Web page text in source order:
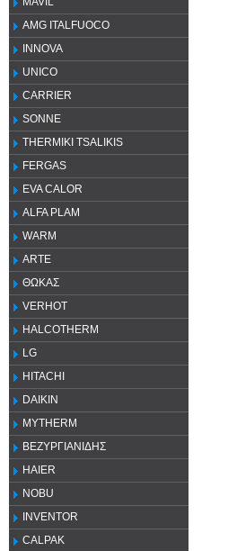
AMG ITALFUOCO
INNOVA
UNICO
CARRIER
SONNE
THERMIKI TSALIKIS
FERGAS
EVA CALOR
ALFA PLAM
WARM
ARTE
ΘΩΚΑΣ
VERHOT
HALCOTHERM
LG
HITACHI
DAIKIN
MYTHERM
ΒΕΖΥΡΓΙΑΝΙΔΗΣ
HAIER
NOBU
INVENTOR
CALPAK